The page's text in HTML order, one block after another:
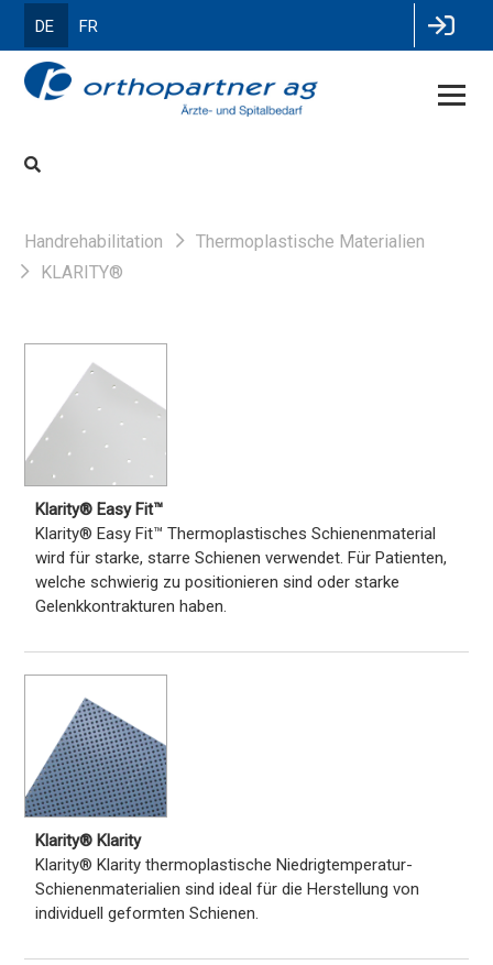
DE FR
Handrehabilitation
Thermoplastische Materialien
KLARITY®
Klarity® Easy Fit™
Klarity® Easy Fit™ Thermoplastisches Schienenmaterial
wird für starke, starre Schienen verwendet. Für Patienten,
welche schwierig zu positionieren sind oder starke
Gelenkkontrakturen haben.
Klarity® Klarity
Klarity® Klarity thermoplastische Niedrigtemperatur-
Schienenmaterialien sind ideal für die Herstellung von
individuell geformten Schienen.